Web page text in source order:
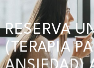
RESERVA
(TERAPIA